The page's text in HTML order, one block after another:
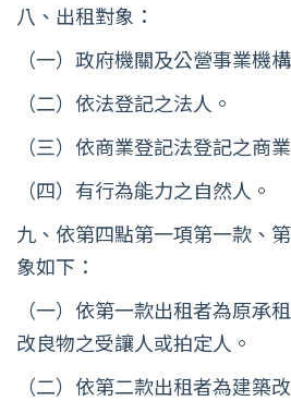
八、出租對象：
（一）政府機關及公營事業機構
（二）依法登記之法人。
（三）依商業登記法登記之商業
（四）有行為能力之自然人。
九、依第四點第一項第一款、
象如下：
（一）依第一款出租者為原承
改良物之受讓人或拍定人。
（二）依第二款出租者為建築